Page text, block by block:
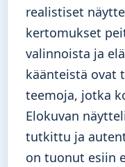
realistiset
kertomukset
valinnoista ja
käänteistä ovat
teemoja, jotka
Elokuvan
tutkittu ja
on tuonut esiin